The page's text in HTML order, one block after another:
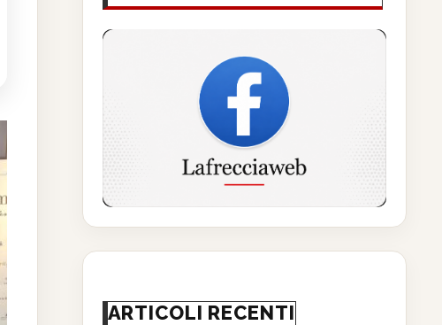
ARTICOLI RECENTI